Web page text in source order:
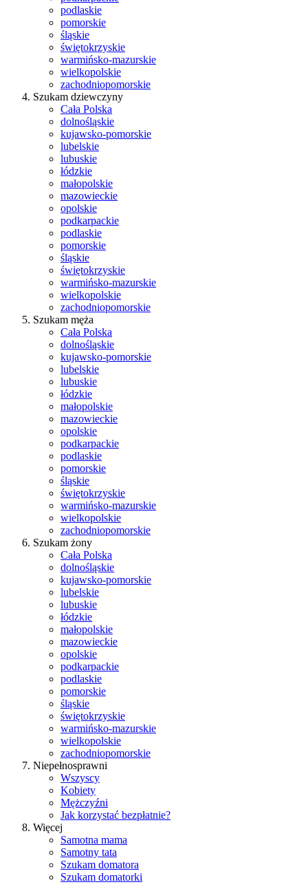
podlaskie
pomorskie
śląskie
świętokrzyskie
warmińsko-mazurskie
wielkopolskie
zachodniopomorskie
Szukam dziewczyny
Cała Polska
dolnośląskie
kujawsko-pomorskie
lubelskie
lubuskie
łódzkie
małopolskie
mazowieckie
opolskie
podkarpackie
podlaskie
pomorskie
śląskie
świętokrzyskie
warmińsko-mazurskie
wielkopolskie
zachodniopomorskie
Szukam męża
Cała Polska
dolnośląskie
kujawsko-pomorskie
lubelskie
lubuskie
łódzkie
małopolskie
mazowieckie
opolskie
podkarpackie
podlaskie
pomorskie
śląskie
świętokrzyskie
warmińsko-mazurskie
wielkopolskie
zachodniopomorskie
Szukam żony
Cała Polska
dolnośląskie
kujawsko-pomorskie
lubelskie
lubuskie
łódzkie
małopolskie
mazowieckie
opolskie
podkarpackie
podlaskie
pomorskie
śląskie
świętokrzyskie
warmińsko-mazurskie
wielkopolskie
zachodniopomorskie
Niepełnosprawni
Wszyscy
Kobiety
Mężczyźni
Jak korzystać bezpłatnie?
Więcej
Samotna mama
Samotny tata
Szukam domatora
Szukam domatorki